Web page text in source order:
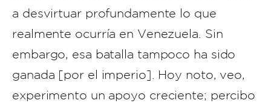
a desvirtuar profundamente lo que
realmente ocurría en Venezuela. Sin
embargo, esa batalla tampoco ha sido
ganada [por el imperio]. Hoy noto, veo,
experimento un apoyo creciente; percibo